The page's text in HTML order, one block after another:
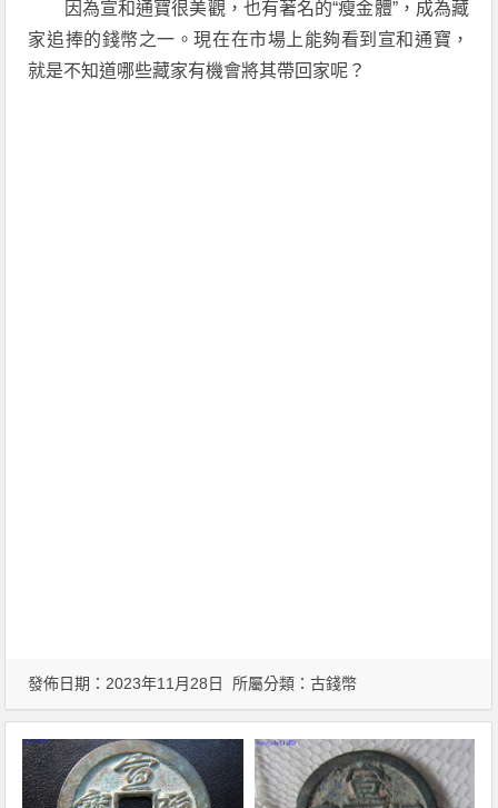
因為宣和通寶很美觀，也有著名的“瘦金體”，成為藏
家追捧的錢幣之一。現在在市場上能夠看到宣和通寶，
就是不知道哪些藏家有機會將其帶回家呢？
發佈日期：2023年11月28日 所屬分類：古錢幣